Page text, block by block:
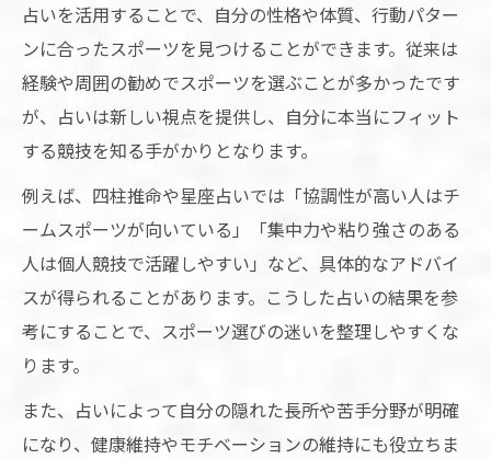
紹介
スポーツ占い無料サービスの活用術を知ろ
う
占いが導くあなた向きのスポーツ診断体験
デイリー占いでスポーツを選ぶ新しい習慣
向いてるスポーツ診断メーカーの使い方ガ
イド
自分に向いているスポーツは占いで分かる？
スポーツ占いを活用した実践的な診断の流
れ
占いを活用することで、自分の性格や体質、行動パター
ンに合ったスポーツを見つけることができます。従来は
経験や周囲の勧めでスポーツを選ぶことが多かったです
が、占いは新しい視点を提供し、自分に本当にフィット
する競技を知る手がかりとなります。
例えば、四柱推命や星座占いでは「協調性が高い人はチ
ームスポーツが向いている」「集中力や粘り強さのある
人は個人競技で活躍しやすい」など、具体的なアドバイ
スが得られることがあります。こうした占いの結果を参
考にすることで、スポーツ選びの迷いを整理しやすくな
ります。
また、占いによって自分の隠れた長所や苦手分野が明確
になり、健康維持やモチベーションの維持にも役立ちま